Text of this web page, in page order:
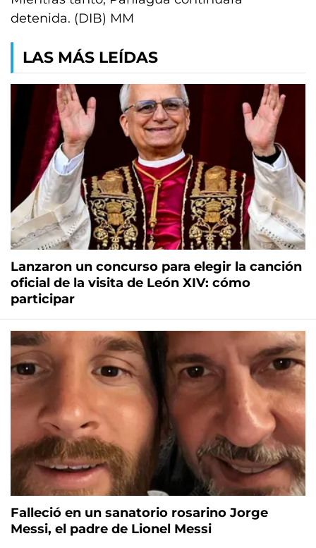
detenida. (DIB) MM
LAS MÁS LEÍDAS
Lanzaron un concurso para elegir la canción
oficial de la visita de León XIV: cómo
participar
Falleció en un sanatorio rosarino Jorge
Messi, el padre de Lionel Messi